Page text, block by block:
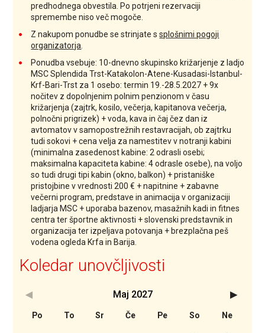
predhodnega obvestila. Po potrjeni rezervaciji
spremembe niso več mogoče.
Z nakupom ponudbe se strinjate ssplošnimi pogoji
organizatorja
Ponudba vsebuje: 10-dnevno skupinsko križarjenje z ladjo
MSC Splendida Trst-Katakolon-Atene-Kusadasi-Istanbul-
Krf-Bari-Trst za 1 osebo: termin 19.-28.5.2027 + 9x
nočitev z dopolnjenim polnim penzionom v času
križarjenja (zajtrk, kosilo, večerja, kapitanova večerja,
polnočni prigrizek) + voda, kava in čaj čez dan iz
avtomatov v samopostrežnih restavracijah, ob zajtrku
tudi sokovi + cena velja za namestitev v notranji kabini
(minimalna zasedenost kabine: 2 odrasli osebi;
maksimalna kapaciteta kabine: 4 odrasle osebe), na voljo
so tudi drugi tipi kabin (okno, balkon) + pristaniške
pristojbine v vrednosti 200 € + napitnine + zabavne
večerni program, predstave in animacija v organizaciji
ladjarja MSC + uporaba bazenov, masažnih kadi in fitnes
centra ter športne aktivnosti + slovenski predstavnik in
organizacija ter izpeljava potovanja + brezplačna peš
vodena ogleda Krfa in Barija.
Koledar unovčljivosti
Maj 2027
Po To Sr Če Pe So Ne